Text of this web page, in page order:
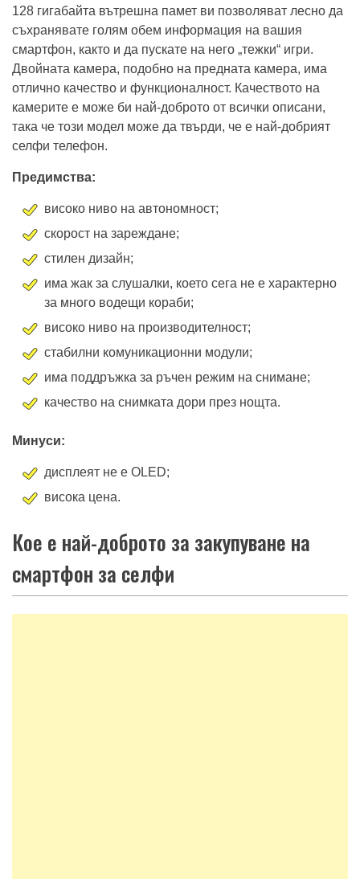
128 гигабайта вътрешна памет ви позволяват лесно да
съхранявате голям обем информация на вашия
смартфон, както и да пускате на него „тежки“ игри.
Двойната камера, подобно на предната камера, има
отлично качество и функционалност. Качеството на
камерите е може би най-доброто от всички описани,
така че този модел може да твърди, че е най-добрият
селфи телефон.
Предимства:
високо ниво на автономност;
скорост на зареждане;
стилен дизайн;
има жак за слушалки, което сега не е характерно
за много водещи кораби;
високо ниво на производителност;
стабилни комуникационни модули;
има поддръжка за ръчен режим на снимане;
качество на снимката дори през нощта.
Минуси:
дисплеят не е OLED;
висока цена.
Кое е най-доброто за закупуване на
смартфон за селфи